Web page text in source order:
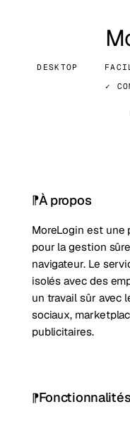
DESKTOP
✓
À propos
MoreLogin est une
pour la gestion
navigateur. Le
isolés avec des
un travail sûr avec
sociaux,
publicitaires.